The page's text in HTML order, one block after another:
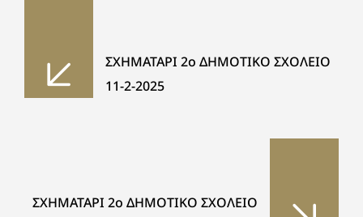
ΣΧΗΜΑΤΑΡΙ 2ο ΔΗΜΟΤΙΚΟ ΣΧΟΛΕΙΟ
11-2-2025
ΣΧΗΜΑΤΑΡΙ 2ο ΔΗΜΟΤΙΚΟ ΣΧΟΛΕΙΟ